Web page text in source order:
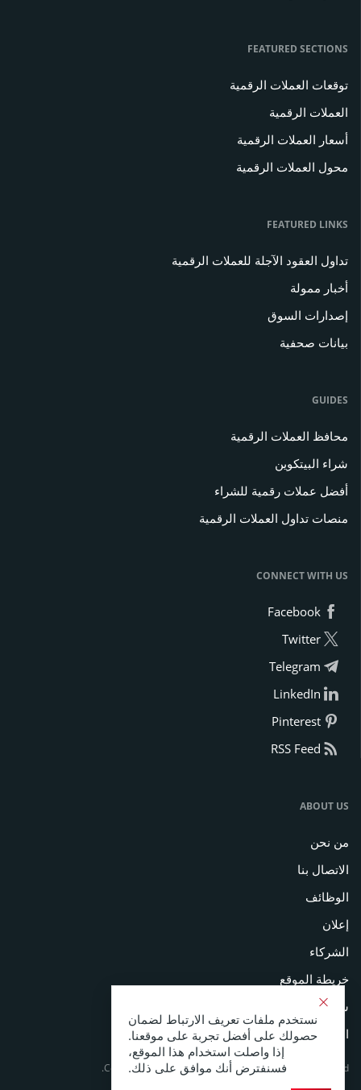
FEATURED SECTIONS
توقعات العملات الرقمية
العملات الرقمية
أسعار العملات الرقمية
محول العملات الرقمية
FEATURED LINKS
تداول العقود الآجلة للعملات الرقمية
أخبار ممولة
إصدارات السوق
بيانات صحفية
GUIDES
محافظ العملات الرقمية
شراء البيتكوين
أفضل عملات رقمية للشراء
منصات تداول العملات الرقمية
CONNECT WITH US
Facebook
Twitter
Telegram
LinkedIn
Pinterest
RSS Feed
ABOUT US
من نحن
الاتصال بنا
الوظائف
إعلان
الشركاء
خريطة الموقع
سياسة الخصوصية
الشروط والأحكام
Copyright © 2026 Coinspeaker LTD. All rights reserved.
نستخدم ملفات تعريف الارتباط لضمان
حصولك على أفضل تجربة على موقعنا.
إذا واصلت استخدام هذا الموقع،
فسنفترض أنك موافق على ذلك.